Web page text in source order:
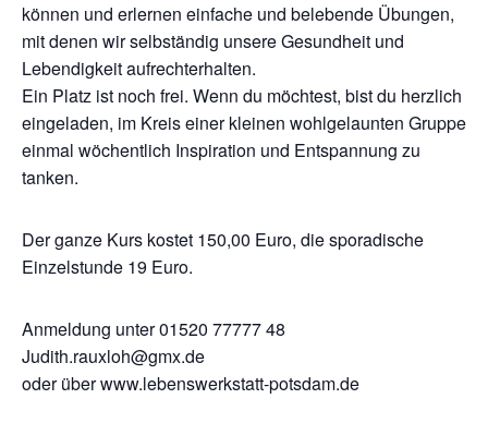
können und erlernen einfache und belebende Übungen,
mit denen wir selbständig unsere Gesundheit und
Lebendigkeit aufrechterhalten.
Ein Platz ist noch frei. Wenn du möchtest, bist du herzlich
eingeladen, im Kreis einer kleinen wohlgelaunten Gruppe
einmal wöchentlich Inspiration und Entspannung zu
tanken.
Der ganze Kurs kostet 150,00 Euro, die sporadische
Einzelstunde 19 Euro.
Anmeldung unter 01520 77777 48
Judith.rauxloh@gmx.de
oder über www.lebenswerkstatt-potsdam.de